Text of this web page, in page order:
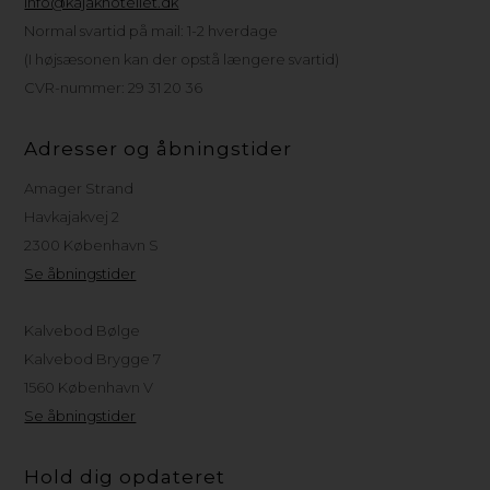
Normal svartid på mail: 1-2 hverdage
(I højsæsonen kan der opstå længere svartid)
CVR-nummer: 29 31 20 36
Adresser og åbningstider
Amager Strand
Havkajakvej 2
2300 København S
Se åbningstider
Kalvebod Bølge
Kalvebod Brygge 7
1560 København V
Se åbningstider
Hold dig opdateret